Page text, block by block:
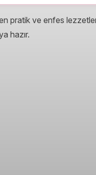
pratik ve enfes
hazır.